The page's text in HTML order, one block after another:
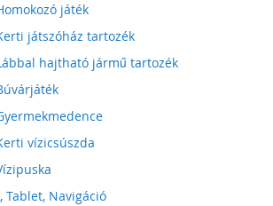
játék
játszóház tartozék
hajtható jármű tartozék
vízicsúszda
Navigáció